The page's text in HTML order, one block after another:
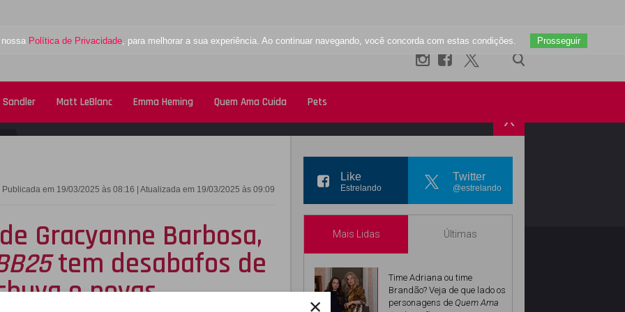
Política de Privacidade, para melhorar a sua experiência. Ao continuar navegando, você concorda com estas condições. Prosseguir
Sandler Matt LeBlanc Emma Heming Quem Ama Cuida Pets
X
Publicada em 19/03/2025 às 08:16 | Atualizada em 19/03/2025 às 09:09
Gracyanne Barbosa,
tem desabafos de
e novas
Like
Estrelando
Twitter
@estrelando
Mais Lidas Últimas
Time Adriana ou time
Brandão? Veja de que lado os
personagens de Quem Ama
INSTAGRAM